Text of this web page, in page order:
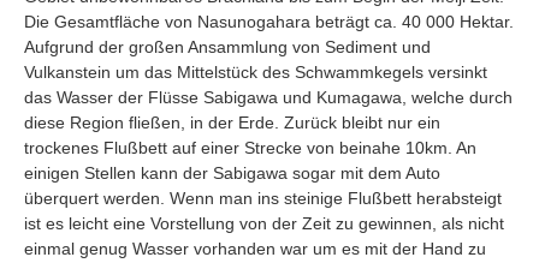
Die Gesamtfläche von Nasunogahara beträgt ca. 40 000 Hektar.
Aufgrund der großen Ansammlung von Sediment und
Vulkanstein um das Mittelstück des Schwammkegels versinkt
das Wasser der Flüsse Sabigawa und Kumagawa, welche durch
diese Region fließen, in der Erde. Zurück bleibt nur ein
trockenes Flußbett auf einer Strecke von beinahe 10km. An
einigen Stellen kann der Sabigawa sogar mit dem Auto
überquert werden. Wenn man ins steinige Flußbett herabsteigt
ist es leicht eine Vorstellung von der Zeit zu gewinnen, als nicht
einmal genug Wasser vorhanden war um es mit der Hand zu